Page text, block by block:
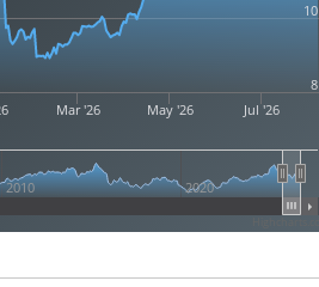
Mar '26 May '26 Jul '26
2010 2020
8
10